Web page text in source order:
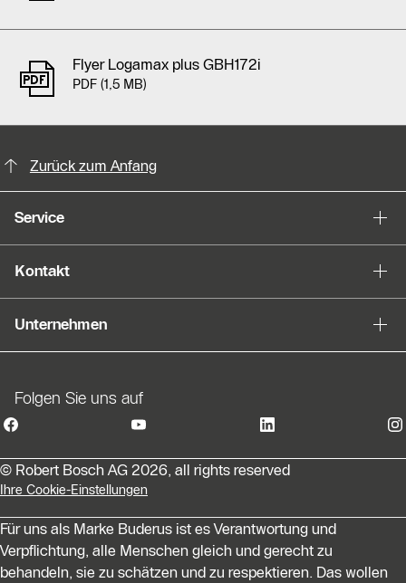
Flyer Logamax plus GBH172i
PDF (1,5 MB)
Slider Bildergalerie
Zurück zum Anfang
Service
Kontakt
Unternehmen
Folgen Sie uns auf
© Robert Bosch AG 2026, all rights reserved
Ihre Cookie-Einstellungen
Für uns als Marke Buderus ist es Verantwortung und
Verpflichtung, alle Menschen gleich und gerecht zu
behandeln, sie zu schätzen und zu respektieren. Das wollen